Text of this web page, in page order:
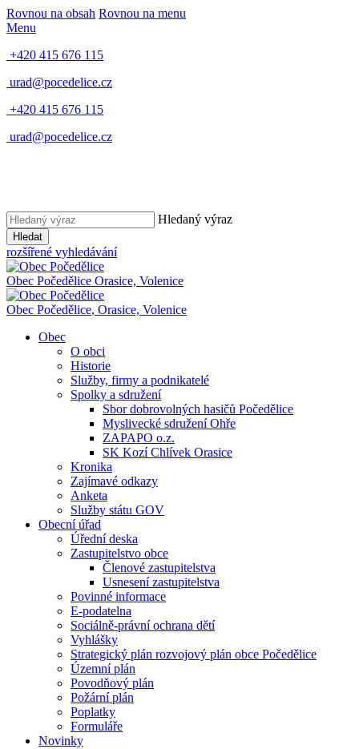
Rovnou na obsah Rovnou na menu
Menu
+420 415 676 115
urad@pocedelice.cz
+420 415 676 115
urad@pocedelice.cz
Hledaný výraz
Hledat
rozšířené vyhledávání
Obec Počedělice Orasice, Volenice
Obec Počedělice, Orasice, Volenice
Obec
O obci
Historie
Služby, firmy a podnikatelé
Spolky a sdružení
Sbor dobrovolných hasičů Počedělice
Myslivecké sdružení Ohře
ZAPAPO o.z.
SK Kozí Chlívek Orasice
Kronika
Zajímavé odkazy
Anketa
Služby státu GOV
Obecní úřad
Úřední deska
Zastupitelstvo obce
Členové zastupitelstva
Usnesení zastupitelstva
Povinné informace
E-podatelna
Sociálně-právní ochrana dětí
Vyhlášky
Strategický plán rozvojový plán obce Počedělice
Územní plán
Povodňový plán
Požární plán
Poplatky
Formuláře
Novinky